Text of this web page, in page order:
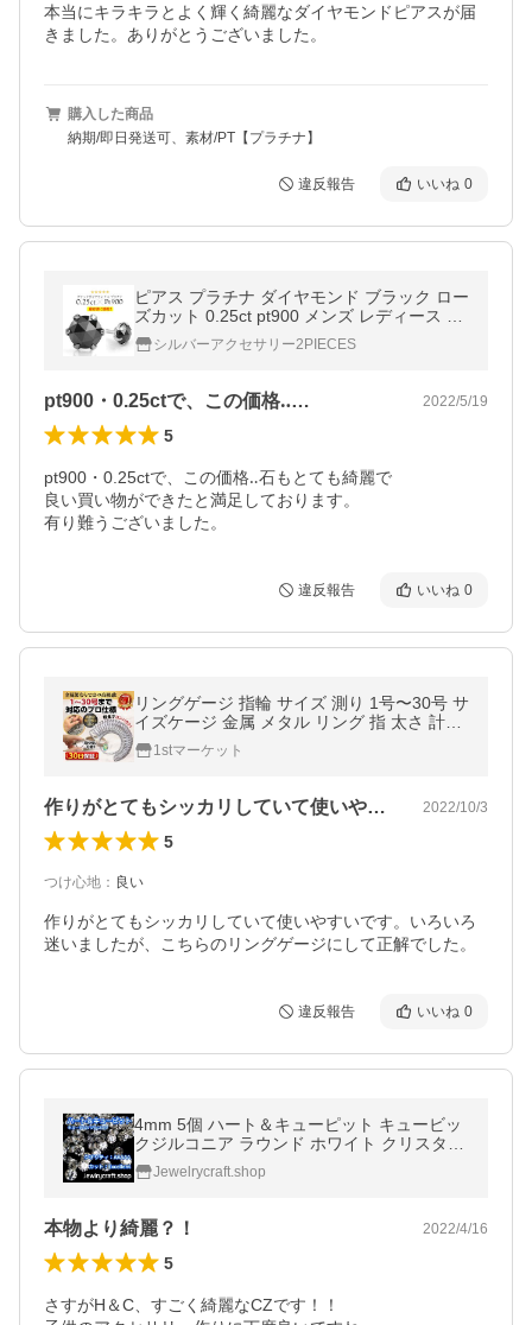
本当にキラキラとよく輝く綺麗なダイヤモンドピアスが届
きました。ありがとうございました。
購入した商品
納期/即日発送可、素材/PT【プラチナ】
違反報告 いいね 0
ピアス プラチナ ダイヤモンド ブラック ロー
ズカット 0.25ct pt900 メンズ レディース pi0
469 バラ売り（片耳）
シルバーアクセサリー2PIECES
pt900・0.25ctで、この価格‥… 2022/5/19
5
pt900・0.25ctで、この価格‥石もとても綺麗で
良い買い物ができたと満足しております。
有り難うございました。
違反報告 いいね 0
リングゲージ 指輪 サイズ 測り 1号〜30号 サ
イズケージ 金属 メタル リング 指 太さ 計測
測る ペア プレゼント
1stマーケット
作りがとてもシッカリしていて使いやすい… 2022/10/3
5
つけ心地 ： 良い
作りがとてもシッカリしていて使いやすいです。いろいろ
迷いましたが、こちらのリングゲージにして正解でした。
違反報告 いいね 0
4mm 5個 ハート＆キューピット キュービッ
クジルコニア ラウンド ホワイト クリスタル
ルース AAAAA H&amp;C 耐熱 銀粘土 彫金
彫留Jewelrycraft.shop
本物より綺麗？！ 2022/4/16
5
さすがH＆C、すごく綺麗なCZです！！